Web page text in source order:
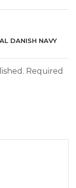
DANISH NAVY
Required